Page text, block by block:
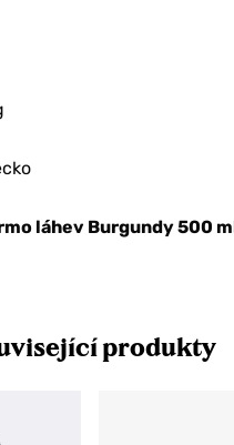
láhev Burgundy 500
produkty